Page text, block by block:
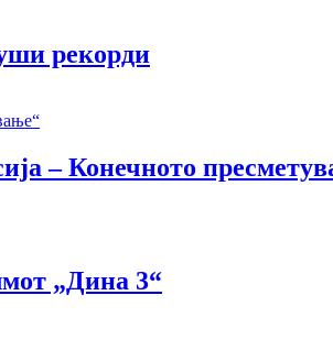
рекорди
– Конечното
„Дина 3“